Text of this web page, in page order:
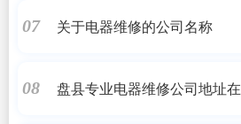
07 关于电器维修的公司名称
08 盘县专业电器维修公司地址